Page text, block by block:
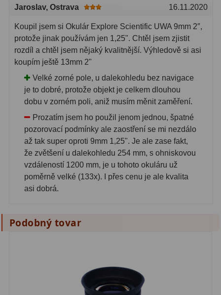
Pre deti 5
Školské19
Biologické34
Digitální 8
Vreckové10
Príslušenstvo17
Meteostanice52
Domáci21
Profesionálne9
Teplomery a vlhkomery15
Jaroslav, Ostrava 16.11.2020
Koupil jsem si Okulár Explore Scientific UWA 9mm 2″,
protože jinak používám jen 1,25". Chtěl jsem zjistit
rozdíl a chtěl jsem nějaký kvalitnější. Výhledově si asi
koupím ještě 13mm 2"
Velké zorné pole, u dalekohledu bez navigace
je to dobré, protože objekt je celkem dlouhou
dobu v zorném poli, aniž musím měnit zaměření.
Prozatím jsem ho použil jenom jednou, špatné
pozorovací podmínky ale zaostření se mi nezdálo
až tak super oproti 9mm 1,25". Je ale zase fakt,
že zvětšení u dalekohledu 254 mm, s ohniskovou
vzdáleností 1200 mm, je u tohoto okuláru už
poměrně velké (133x). I přes cenu je ale kvalita
asi dobrá.
Podobný tovar